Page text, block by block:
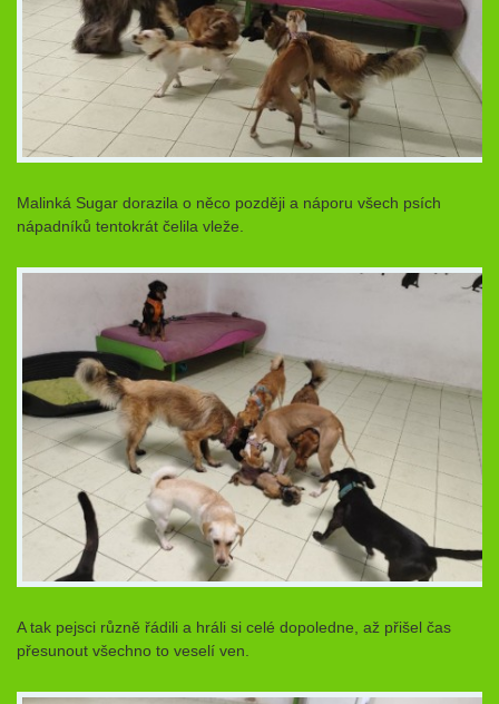
Malinká Sugar dorazila o něco později a náporu všech psích
nápadníků tentokrát čelila vleže.
A tak pejsci různě řádili a hráli si celé dopoledne, až přišel čas
přesunout všechno to veselí ven.